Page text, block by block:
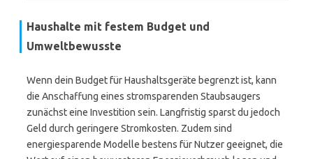
Haushalte mit festem Budget und
Umweltbewusste
Wenn dein Budget für Haushaltsgeräte begrenzt ist, kann
die Anschaffung eines stromsparenden Staubsaugers
zunächst eine Investition sein. Langfristig sparst du jedoch
Geld durch geringere Stromkosten. Zudem sind
energiesparende Modelle bestens für Nutzer geeignet, die